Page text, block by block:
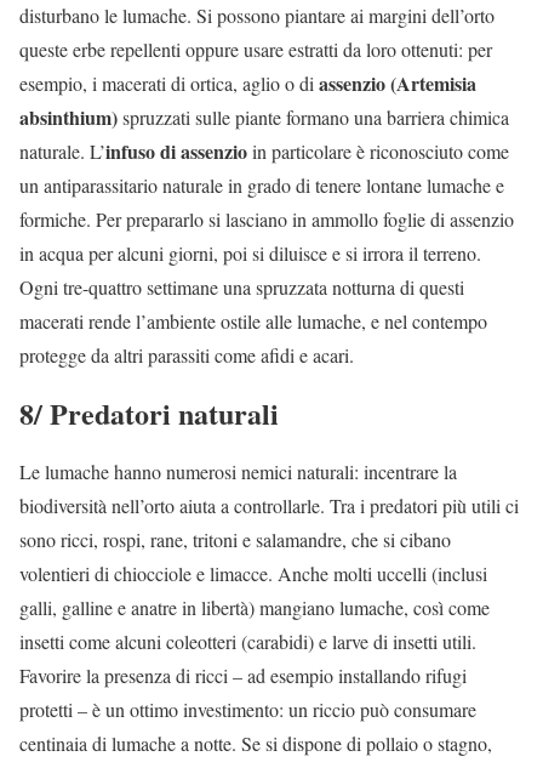
disturbano le lumache. Si possono piantare ai margini dell’orto
queste erbe repellenti oppure usare estratti da loro ottenuti: per
esempio, i macerati di ortica, aglio o di assenzio (Artemisia
absinthium)spruzzati sulle piante formano una barriera chimica
naturale. L’infuso di assenzioin particolare è riconosciuto come
un antiparassitario naturale in grado di tenere lontane lumache e
formiche. Per prepararlo si lasciano in ammollo foglie di assenzio
in acqua per alcuni giorni, poi si diluisce e si irrora il terreno.
Ogni tre-quattro settimane una spruzzata notturna di questi
macerati rende l’ambiente ostile alle lumache, e nel contempo
protegge da altri parassiti come afidi e acari.
8/ Predatori naturali
Le lumache hanno numerosi nemici naturali: incentrare la
biodiversità nell’orto aiuta a controllarle. Tra i predatori più utili ci
sono ricci, rospi, rane, tritoni e salamandre, che si cibano
volentieri di chiocciole e limacce. Anche molti uccelli (inclusi
galli, galline e anatre in libertà) mangiano lumache, così come
insetti come alcuni coleotteri (carabidi) e larve di insetti utili.
Favorire la presenza di ricci – ad esempio installando rifugi
protetti – è un ottimo investimento: un riccio può consumare
centinaia di lumache a notte. Se si dispone di pollaio o stagno,